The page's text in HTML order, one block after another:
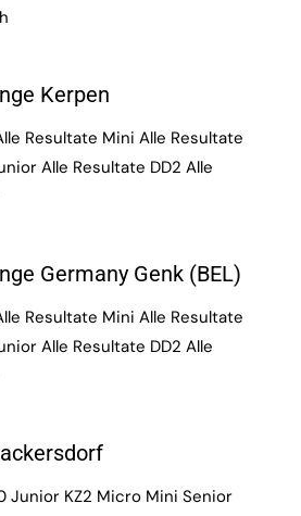
Kerpen
Resultate Mini Alle Resultate
Alle Resultate DD2 Alle
Germany Genk (BEL)
Resultate Mini Alle Resultate
Alle Resultate DD2 Alle
Junior KZ2 Micro Mini Senior